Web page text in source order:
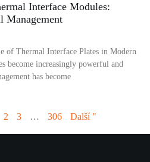
Interface Modules:
Management
of Thermal Interface Plates in Modern
become increasingly powerful and
has become
2 3 … 306 Další "